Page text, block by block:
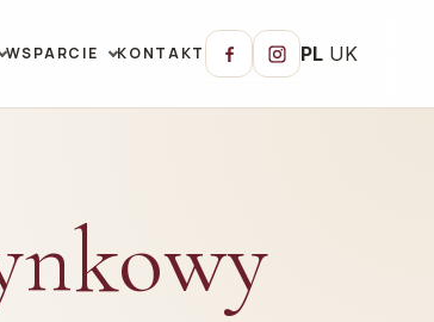
WSPARCIE KONTAKT PL UK